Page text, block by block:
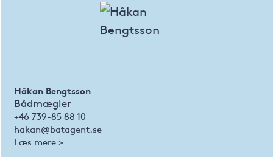
Håkan Bengtsson
Bådmægler
+46 739-85 88 10
hakan@batagent.se
Læs mere >